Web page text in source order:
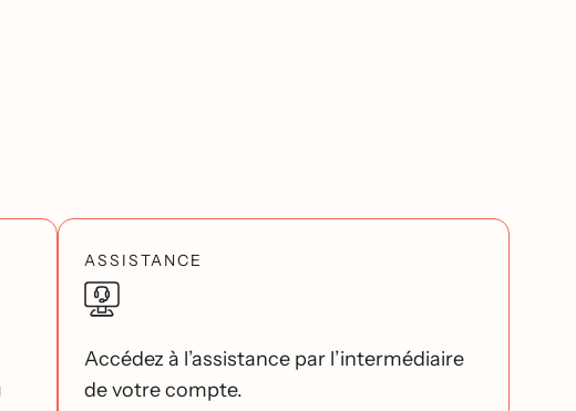
ASSISTANCE
Accédez à l’assistance par l’intermédiaire
de votre compte.